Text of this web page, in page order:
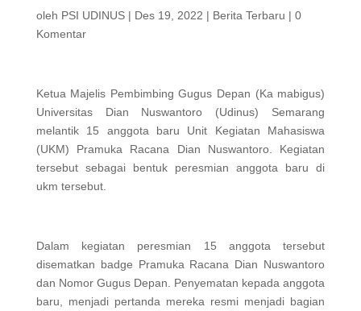
oleh PSI UDINUS| Des 19, 2022 | Berita Terbaru | 0
Komentar
Ketua Majelis Pembimbing Gugus Depan (Ka mabigus)
Universitas Dian Nuswantoro (Udinus) Semarang
melantik 15 anggota baru Unit Kegiatan Mahasiswa
(UKM) Pramuka Racana Dian Nuswantoro. Kegiatan
tersebut sebagai bentuk peresmian anggota baru di
ukm tersebut.
Dalam kegiatan peresmian 15 anggota tersebut
disematkan badge Pramuka Racana Dian Nuswantoro
dan Nomor Gugus Depan. Penyematan kepada anggota
baru, menjadi pertanda mereka resmi menjadi bagian